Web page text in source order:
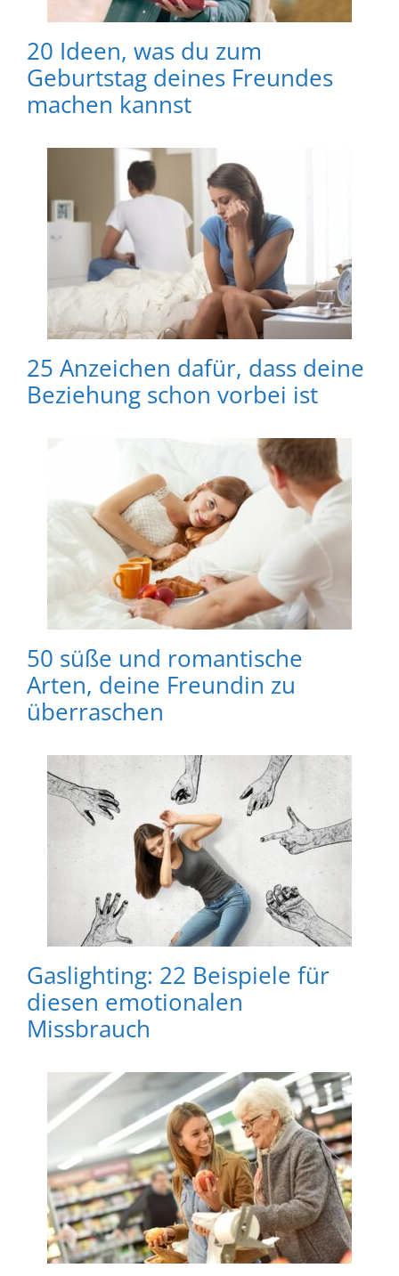
20 Ideen, was du zum
Geburtstag deines Freundes
machen kannst
25 Anzeichen dafür, dass deine
Beziehung schon vorbei ist
50 süße und romantische
Arten, deine Freundin zu
überraschen
Gaslighting: 22 Beispiele für
diesen emotionalen
Missbrauch